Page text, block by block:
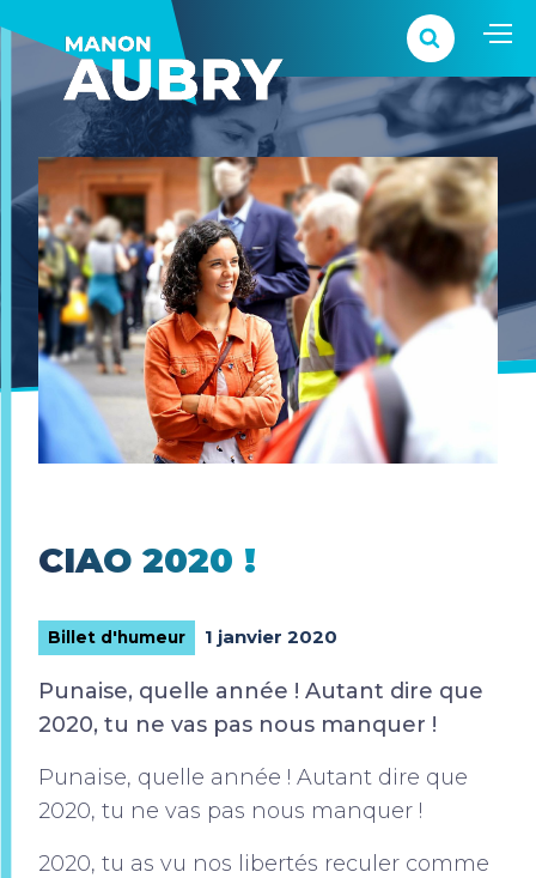
CIAO 2020 !
Billet d'humeur 1 janvier 2020
Punaise, quelle année ! Autant dire que
2020, tu ne vas pas nous manquer !
Punaise, quelle année ! Autant dire que
2020, tu ne vas pas nous manquer !
2020, tu as vu nos libertés reculer comme